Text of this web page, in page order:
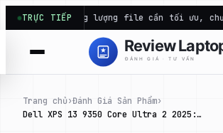
Chuyển
đến
phần
TRỰC TIẾP
Dung lượng file cần tối ưu, chưa chắc thiếu…
Trang chủ›Đánh Giá Sản Phẩm›
Dell XPS 13 9350 Core Ultra 2 2025:…